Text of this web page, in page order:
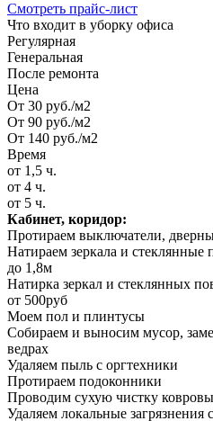
Смотреть прайс-лист
Что входит в уборку офиса
Регулярная
Генеральная
После ремонта
Цена
От 30 руб./м2
От 90 руб./м2
От 140 руб./м2
Время
от 1,5 ч.
от 4 ч.
от 5 ч.
Кабинет, коридор:
Протираем выключатели,
Натираем зеркала и стеклянные
до 1,8м
Натирка зеркал и стеклянных
от 500руб
Моем пол и плинтусы
Собираем и выносим мусор,
ведрах
Удаляем пыль с оргтехники
Протираем подоконники
Проводим сухую чистку
Удаляем локальные загрязнения